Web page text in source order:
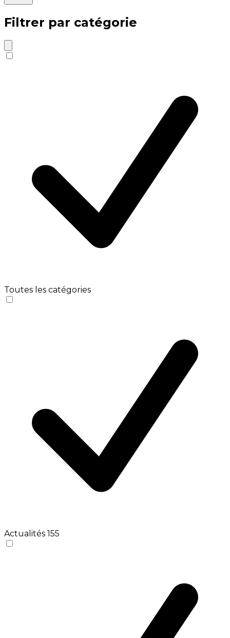
Filtrer par catégorie
Toutes les catégories
Actualités 155